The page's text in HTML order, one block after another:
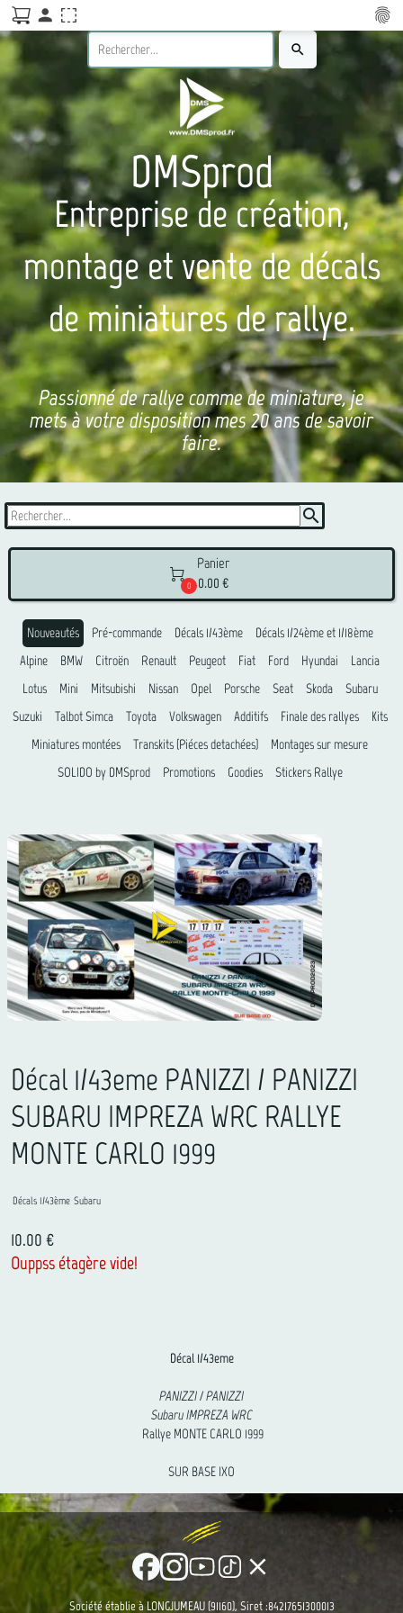
search
DMSprod
Entreprise de création,
montage et vente de décals
de miniatures de rallye.
Passionné de rallye comme de miniature, je
mets à votre disposition mes 20 ans de savoir
faire.
search

0
Panier
0.00 €
Nouveautés Pré-commande Décals 1/43ème
Décals 1/24ème et 1/18ème
Alpine
BMW Citroën Renault Peugeot Fiat Ford Hyundai
Lancia
Lotus
Mini Mitsubishi Nissan Opel Porsche Seat Skoda
Subaru
Suzuki
Talbot Simca Toyota Volkswagen Additifs Finale des rallyes
Kits
Miniatures montées
Transkits (Piéces detachées)
Montages sur mesure
SOLIDO by DMSprod
Promotions Goodies Stickers Rallye
Décal 1/43eme PANIZZI / PANIZZI
SUBARU IMPREZA WRC RALLYE
MONTE CARLO 1999
Décals 1/43ème Subaru
10.00 €
Ouppss étagère vide!
Décal 1/43eme
PANIZZI / PANIZZI
Subaru IMPREZA WRC
Rallye MONTE CARLO 1999
SUR BASE IXO
clear
Société établie à LONGJUMEAU (91160), Siret :84217651300013
fingerprint
person